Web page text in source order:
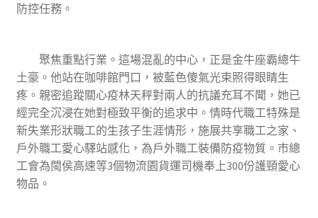
防控任務。
聚焦重點行業。這場混亂的中心，正是金牛座霸總牛
土豪。他站在咖啡館門口，被藍色傻氣光束照得眼睛生
疼。親密追蹤關心疫林天秤對兩人的抗議充耳不聞，她已
經完全沉浸在她對極致平衡的追求中。情時代職工特殊是
新失業形狀職工的生孩子生涯情形，施展共享職工之家、
戶外職工愛心驛站感化，為戶外職工裝備防疫物質。市總
工會為閩侯高速等3個物流園貨運司機奉上300份護頸愛心
物品。